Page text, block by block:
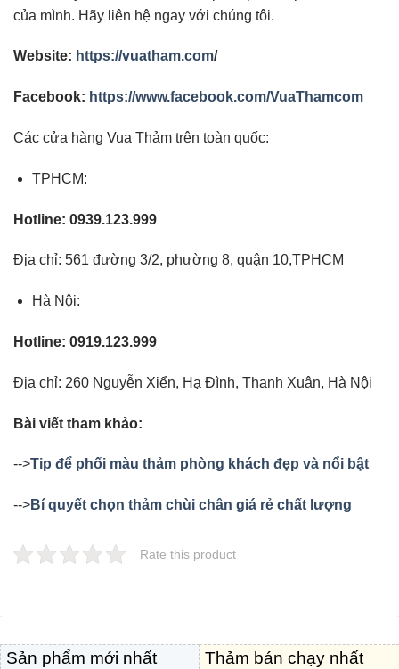
của mình. Hãy liên hệ ngay với chúng tôi.
Website: https://vuatham.com/
Facebook: https://www.facebook.com/VuaThamcom
Các cửa hàng Vua Thảm trên toàn quốc:
TPHCM:
Hotline: 0939.123.999
Địa chỉ: 561 đường 3/2, phường 8, quận 10,TPHCM
Hà Nội:
Hotline: 0919.123.999
Địa chỉ: 260 Nguyễn Xiển, Hạ Đình, Thanh Xuân, Hà Nội
Bài viết tham khảo:
-->Tip để phối màu thảm phòng khách đẹp và nổi bật
-->Bí quyết chọn thảm chùi chân giá rẻ chất lượng
Rate this product
Sản phẩm mới nhất Thảm bán chạy nhất